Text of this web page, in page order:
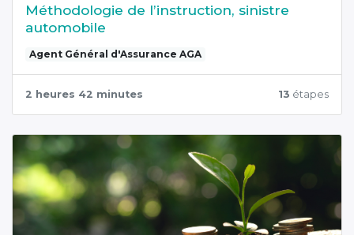
Méthodologie de l’instruction, sinistre
automobile
Agent Général d'Assurance AGA
2 heures 42 minutes 13 étapes